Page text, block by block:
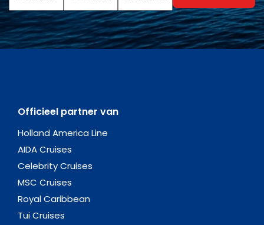
Officieel partner van
Holland America Line
AIDA Cruises
Celebrity Cruises
MSC Cruises
Royal Caribbean
Tui Cruises